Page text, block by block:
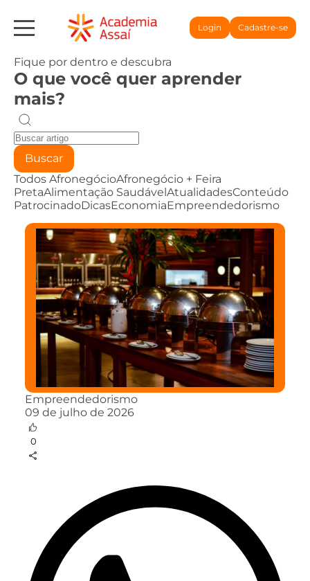
Login Cadastre-se
Fique por dentro e descubra
O que você quer aprender
mais?
Buscar
Todos AfronegócioAfronegócio + Feira
PretaAlimentação SaudávelAtualidadesConteúdo
PatrocinadoDicasEconomiaEmpreendedorismo
Empreendedorismo
09 de julho de 2026
0